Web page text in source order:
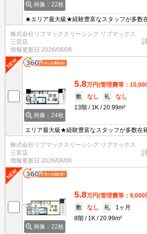
画像：22枚
★エリア最大級★経験豊富なスタッフが多数
望がありましたらお申し付けください！初期
能！オンライン内覧・オンライン契約等弊社
問題ありません♪弊社ではネットに掲載されて
可能になりますので気になる物件は全て申し
株式会社リブマックスリーシング リブマックス
三宮店
情報更新日 2026/08/08
画像：24枚
5.8万円(管理費等：
敷
なし 礼
なし
13階
1K 20.99m²
エリア最大級★経験豊富なスタッフが多数在
がありましたらお申し付けください！初期費
能！オンライン内覧・オンライン契約等弊社
問題ありません♪弊社ではネットに掲載されて
可能になりますので気になる物件は全て申し
飼育可能★
株式会社リブマックスリーシング リブマックス
三宮店
情報更新日 2026/08/08
画像：22枚
5.8万円(管理費等：9,000
敷
なし 礼
1ヶ月
8階
1K 20.99m²